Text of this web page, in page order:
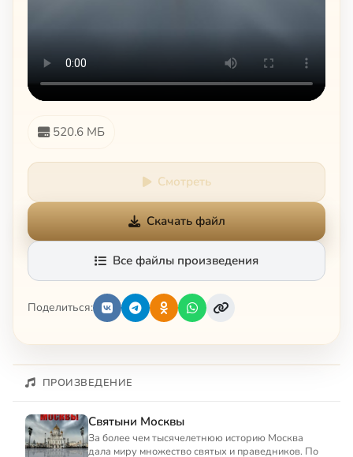
520.6 МБ
Смотреть
Скачать файл
Все файлы произведения
Поделиться:
ПРОИЗВЕДЕНИЕ
Святыни Москвы
За более чем тысячелетнюю историю Москва
дала миру множество святых и праведников. По